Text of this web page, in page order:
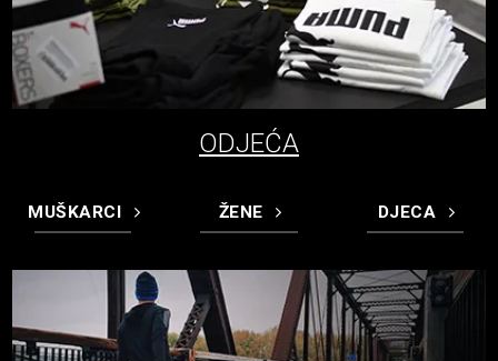
ODJEĆA
MUŠKARCI ŽENE DJECA